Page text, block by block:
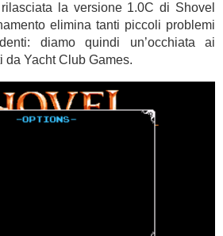
la versione 1.0C di Shovel
elimina tanti piccoli problemi
diamo quindi un’occhiata ai
da Yacht Club Games.